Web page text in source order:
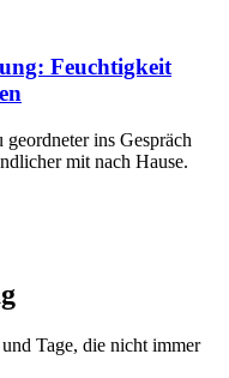
Feuchtigkeit
ins Gespräch
mit nach Hause.
Tage, die nicht immer